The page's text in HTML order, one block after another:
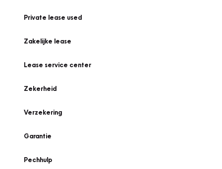
Private lease used
Zakelijke lease
Lease service center
Zekerheid
Verzekering
Garantie
Pechhulp